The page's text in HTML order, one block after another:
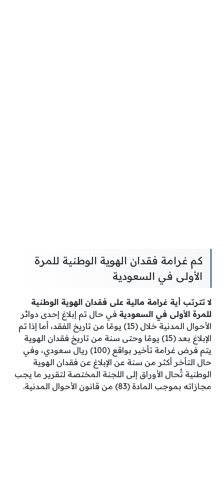
كم غرامة فقدان الهوية الوطنية للمرة
الأولى في السعودية
لا تترتب أية غرامة مالية على فقدان الهوية الوطنية
للمرة الأولى في السعودية في حال تم إبلاغ إحدى دوائر
الأحوال المدنية خلال (15) يومًا من تاريخ الفقد، أما إذا تم
الإبلاغ بعد (15) يومًا وحتى سنة من تاريخ فقدان الهوية
يتم فرض غرامة تأخير بواقع (100) ريال سعودي، وفي
حال التأخر أكثر من سنة عن الإبلاغ عن فقدان الهوية
الوطنية تُحال الأوراق إلى اللجنة المختصة لتقرير ما يجب
مجازاته بموجب المادة (83) من قانون الأحوال المدنية.